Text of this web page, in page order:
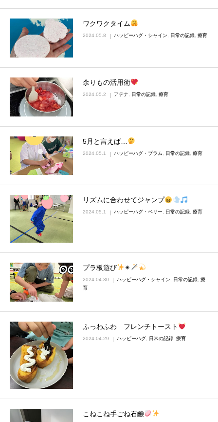
ワクワクタイム
2024.05.8 ハッピーハグ・シャイン 日常の記録 療育
余りもの活用術
2024.05.2 アテナ 日常の記録 療育
5月と言えば…
2024.05.1 ハッピーハグ・プラム 日常の記録 療育
リズムに合わせてジャンプ
2024.05.1 ハッピーハグ・ベリー, 日常の記録, 療育
プラ板遊び ✴
2024.04.30 ハッピーハグ・シャイン 日常の記録 療
育
ふっわふわ フレンチトースト
2024.04.29 ハッピーハグ 日常の記録 療育
こねこね手ごね石鹸